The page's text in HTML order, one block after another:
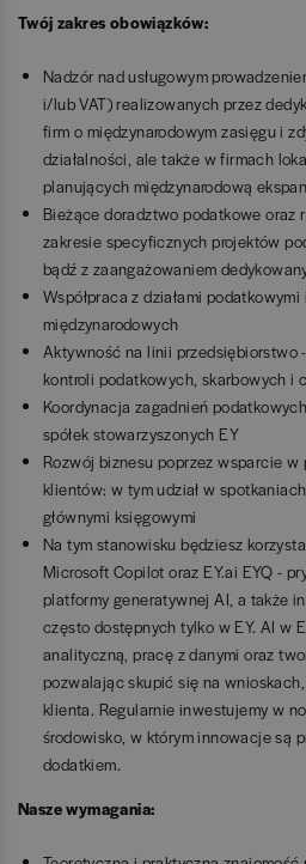
Twój zakres obowiązków:
Nadzór nad usługowym
i/lub VAT) realizowanych przez
firm o międzynarodowym zasięgu i
działalności, ale także w firmach
planujących międzynarodową
Bieżące doradztwo podatkowe oraz
zakresie specyficznych projektów
bądź z zaangażowaniem
Współpraca z działami
międzynarodowych
Aktywność na linii przedsiębiorstwo
kontroli podatkowych, skarbowych i
Koordynacja zagadnień
spółek stowarzyszonych EY
Rozwój biznesu poprzez wsparcie
klientów: w tym udział w
głównymi księgowymi
Na tym stanowisku będziesz
Microsoft Copilot oraz EY.ai EYQ -
platformy generatywnej AI, a także
często dostępnych tylko w EY. AI w
analityczną, pracę z danymi oraz
pozwalając skupić się na
klienta. Regularnie inwestujemy w
środowisko, w którym innowacje są
dodatkiem.
Nasze wymagania: